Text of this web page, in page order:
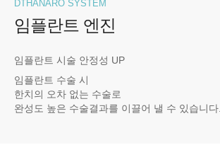
DTHANARO SYSTEM
임플란트 엔진
임플란트 시술 안정성 UP
임플란트 수술 시
한치의 오차 없는 수술로
완성도 높은 수술결과를 이끌어 낼 수 있습니다.